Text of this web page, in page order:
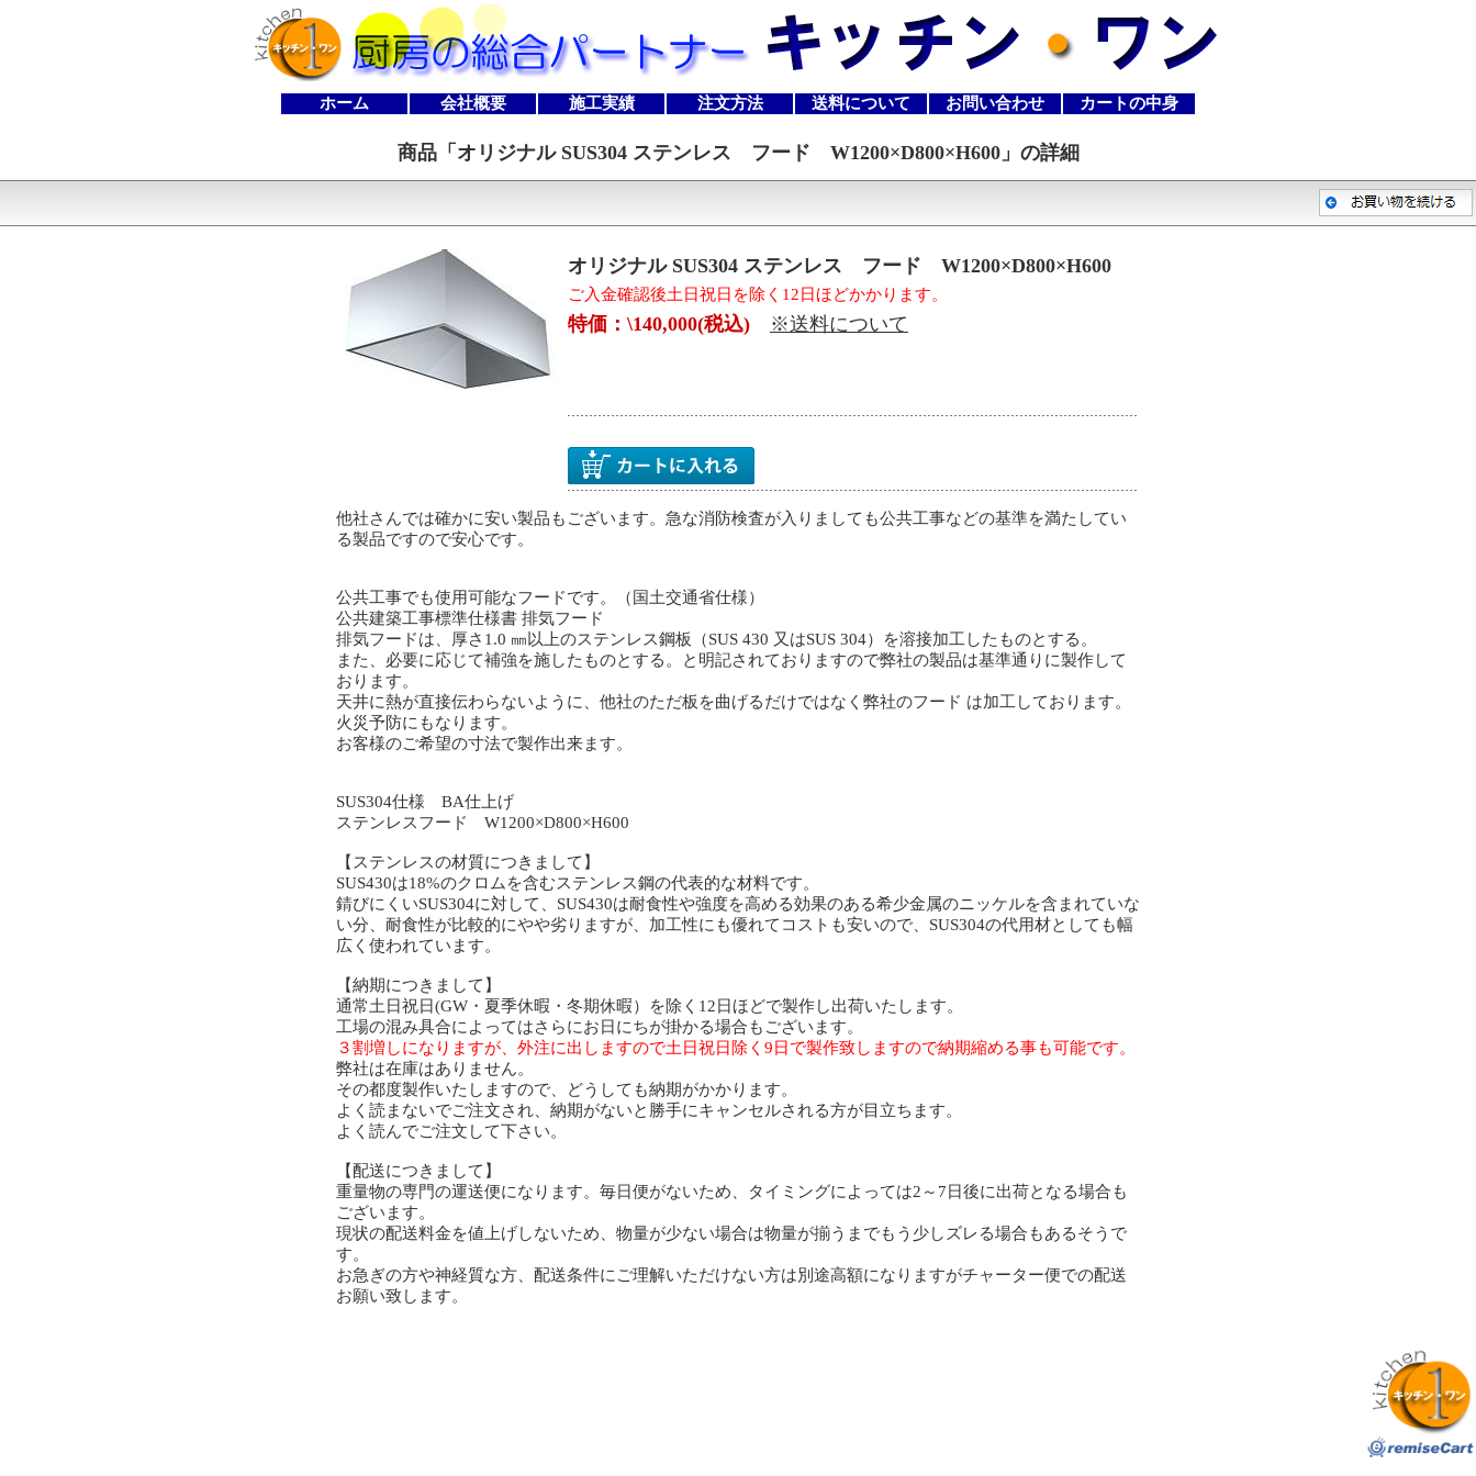
ホーム 会社概要 施工実績 注文方法 送料について お問い合わせ カートの中身
商品「 オリジナル SUS304 ステンレス フード W1200×D800×H600」の詳細
オリジナル SUS304 ステンレス フード W1200×D800×H600
ご入金確認後土日祝日を除く12日ほどかかります。
特価：\140,000(税込) ※送料について
他社さんでは確かに安い製品もございます。急な消防検査が入りましても公共工事などの基準を満たしてい
る製品ですので安心です。
公共工事でも使用可能なフードです。（国土交通省仕様）
公共建築工事標準仕様書 排気フード
排気フードは、厚さ1.0 ㎜以上のステンレス鋼板（SUS 430 又はSUS 304）を溶接加工したものとする。
また、必要に応じて補強を施したものとする。と明記されておりますので弊社の製品は基準通りに製作して
おります。
天井に熱が直接伝わらないように、他社のただ板を曲げるだけではなく弊社のフード は加工しております。
火災予防にもなります。
お客様のご希望の寸法で製作出来ます。
SUS304仕様 BA仕上げ
ステンレスフード W1200×D800×H600
【ステンレスの材質につきまして】
SUS430は18%のクロムを含むステンレス鋼の代表的な材料です。
錆びにくいSUS304に対して、SUS430は耐食性や強度を高める効果のある希少金属のニッケルを含まれていな
い分、耐食性が比較的にやや劣りますが、加工性にも優れてコストも安いので、SUS304の代用材としても幅
広く使われています。
【納期につきまして】
通常土日祝日(GW・夏季休暇・冬期休暇）を除く12日ほどで製作し出荷いたします。
工場の混み具合によってはさらにお日にちが掛かる場合もございます。
３割増しになりますが、外注に出しますので土日祝日除く9日で製作致しますので納期縮める事も可能です。
弊社は在庫はありません。
その都度製作いたしますので、どうしても納期がかかります。
よく読まないでご注文され、納期がないと勝手にキャンセルされる方が目立ちます。
よく読んでご注文して下さい。
【配送につきまして】
重量物の専門の運送便になります。毎日便がないため、タイミングによっては2～7日後に出荷となる場合も
ございます。
現状の配送料金を値上げしないため、物量が少ない場合は物量が揃うまでもう少しズレる場合もあるそうで
す。
お急ぎの方や神経質な方、配送条件にご理解いただけない方は別途高額になりますがチャーター便での配送
お願い致します。